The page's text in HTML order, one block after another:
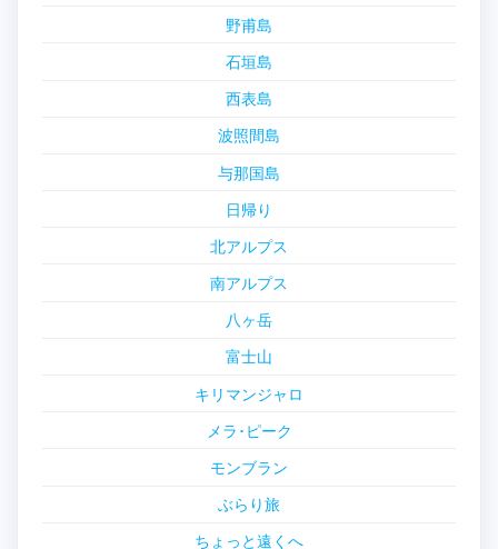
野甫島
石垣島
西表島
波照間島
与那国島
日帰り
北アルプス
南アルプス
八ヶ岳
富士山
キリマンジャロ
メラ･ピーク
モンブラン
ぶらり旅
ちょっと遠くへ